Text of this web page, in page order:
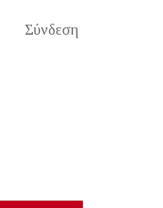
Σύνδεση